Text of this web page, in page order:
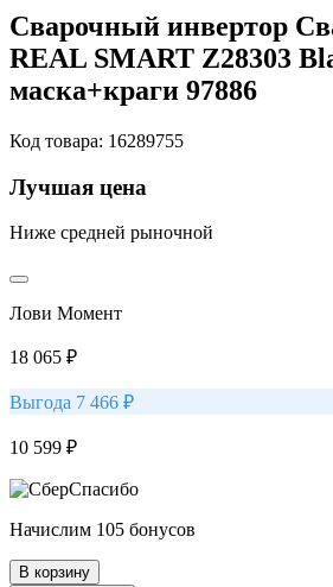
Сварочный инвертор
REAL SMART Z28303
маска+краги 97886
Код товара: 16289755
Лучшая цена
Ниже средней рыночной
Лови Момент
18 065 ₽
Выгода 7 466 ₽
10 599 ₽
Начислим 105 бонусов
В корзину